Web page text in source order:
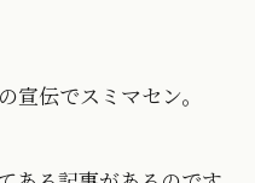
宣伝でスミマセン。